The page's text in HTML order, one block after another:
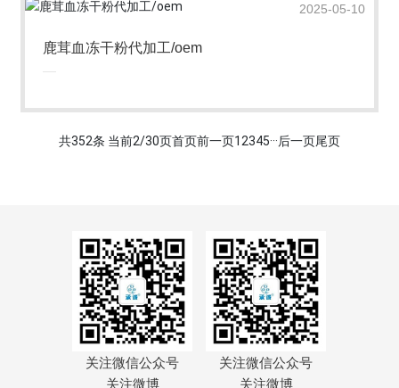
2025-05-10
鹿茸血冻干粉代加工/oem
共352条 当前2/30页首页前一页1 2345···后一页尾页
关注微信公众号
关注微博
关注微信公众号
关注微博